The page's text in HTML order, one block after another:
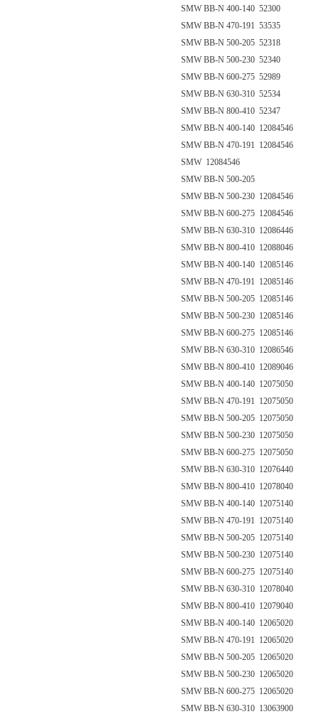
SMW BB-N 400-140 52300
SMW BB-N 470-191 53535
SMW BB-N 500-205 52318
SMW BB-N 500-230 52340
SMW BB-N 600-275 52989
SMW BB-N 630-310 52534
SMW BB-N 800-410 52347
SMW BB-N 400-140 12084546
SMW BB-N 470-191 12084546
SMW 12084546
SMW BB-N 500-205
SMW BB-N 500-230 12084546
SMW BB-N 600-275 12084546
SMW BB-N 630-310 12086446
SMW BB-N 800-410 12088046
SMW BB-N 400-140 12085146
SMW BB-N 470-191 12085146
SMW BB-N 500-205 12085146
SMW BB-N 500-230 12085146
SMW BB-N 600-275 12085146
SMW BB-N 630-310 12086546
SMW BB-N 800-410 12089046
SMW BB-N 400-140 12075050
SMW BB-N 470-191 12075050
SMW BB-N 500-205 12075050
SMW BB-N 500-230 12075050
SMW BB-N 600-275 12075050
SMW BB-N 630-310 12076440
SMW BB-N 800-410 12078040
SMW BB-N 400-140 12075140
SMW BB-N 470-191 12075140
SMW BB-N 500-205 12075140
SMW BB-N 500-230 12075140
SMW BB-N 600-275 12075140
SMW BB-N 630-310 12078040
SMW BB-N 800-410 12079040
SMW BB-N 400-140 12065020
SMW BB-N 470-191 12065020
SMW BB-N 500-205 12065020
SMW BB-N 500-230 12065020
SMW BB-N 600-275 12065020
SMW BB-N 630-310 13063900